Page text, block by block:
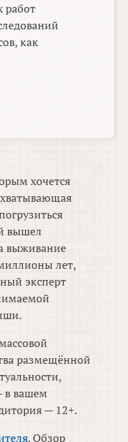
работ
как
хочется
вышел
выживание
лет,
эксперт
размещённой
в вашем
— 12+.
. Обзор